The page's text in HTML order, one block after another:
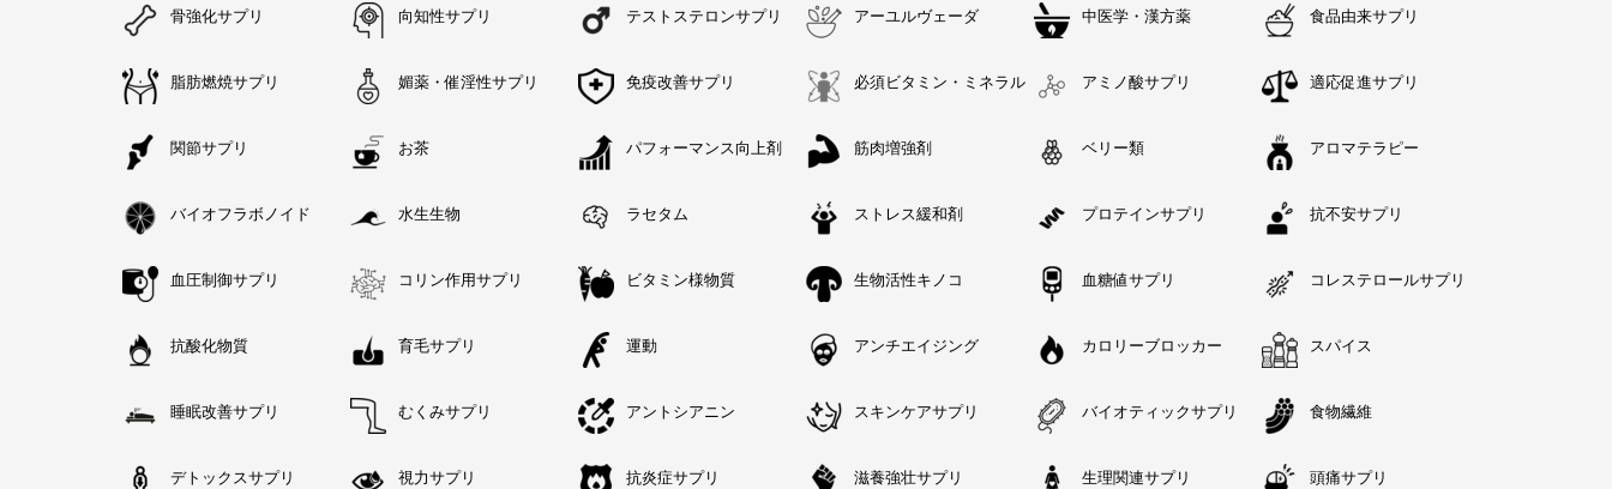
骨強化サプリ 向知性サプリ テストステロンサプリ アーユルヴェーダ 中医学・漢方薬 食品由来サプリ
脂肪燃焼サプリ 媚薬・催淫性サプリ 免疫改善サプリ 必須ビタミン・ミネラル アミノ酸サプリ 適応促進サプリ
関節サプリ お茶 パフォーマンス向上剤 筋肉増強剤 ベリー類 アロマテラピー
バイオフラボノイド 水生生物 ラセタム ストレス緩和剤 プロテインサプリ 抗不安サプリ
血圧制御サプリ コリン作用サプリ ビタミン様物質 生物活性キノコ 血糖値サプリ コレステロールサプリ
抗酸化物質 育毛サプリ 運動 アンチエイジング カロリーブロッカー スパイス
睡眠改善サプリ むくみサプリ アントシアニン スキンケアサプリ バイオティックサプリ 食物繊維
デトックスサプリ 視力サプリ 抗炎症サプリ 滋養強壮サプリ 生理関連サプリ 頭痛サプリ